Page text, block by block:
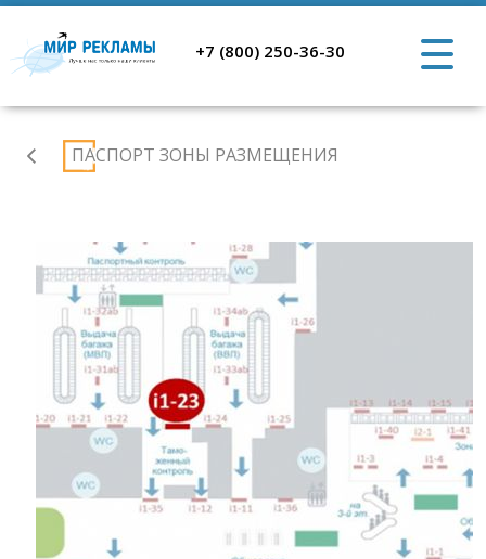
+7 (800) 250-36-30
Аэропорт
Ростов-
ПАСПОРТ ЗОНЫ РАЗМЕЩЕНИЯ